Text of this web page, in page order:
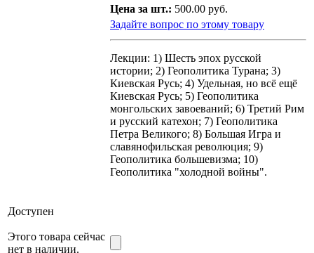
Цена за шт.: 500.00 руб.
Задайте вопрос по этому товару
Лекции: 1) Шесть эпох русской
истории; 2) Геополитика Турана; 3)
Киевская Русь; 4) Удельная, но всё ещё
Киевская Русь; 5) Геополитика
монгольских завоеваний; 6) Третий Рим
и русский катехон; 7) Геополитика
Петра Великого; 8) Большая Игра и
славянофильская революция; 9)
Геополитика большевизма; 10)
Геополитика "холодной войны".
Доступен
Этого товара сейчас
нет в наличии.